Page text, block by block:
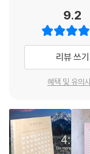
하지만 바쁜 일상 속
돌아볼 시간과 문제를
역시 분초를 다투는
관의 중요성을 크게
달았습니다. 아무도
떤 상황에서도 쉽게 흔
『습관의 말들』은 이
할 뿌리를 형성하고 매
9.2
리뷰 쓰기
혜택 및 유의